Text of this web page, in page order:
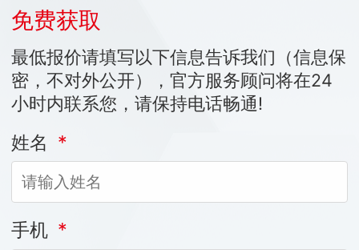
免费获取
最低报价请填写以下信息告诉我们（信息保
密，不对外公开），官方服务顾问将在24
小时内联系您，请保持电话畅通!
姓名 *
手机 *